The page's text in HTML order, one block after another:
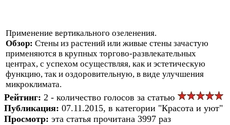
Применение вертикального озеленения.
Обзор: Стены из растений или живые стены зачастую
применяются в крупных торгово-развлекательных
центрах, с успехом осуществляя, как и эстетическую
функцию, так и оздоровительную, в виде улучшения
микроклимата.
Рейтинг: 2 - количество голосов за статью
Публикация: 07.11.2015, в категории "Красота и уют"
Просмотр: эта статья прочитана 3997 раз